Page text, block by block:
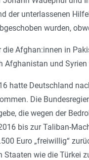
der unterlassenen
wurden,
die Afghan:innen in
Afghanistan und
hatte Deutschland
Die
die wegen der
bis zur Taliban-­
Euro „freiwillig“
Staaten wie die Türkei